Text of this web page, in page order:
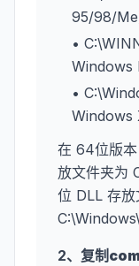
95/98/Me
•
Windows
•
Windows
在 64位版
放文件夹为
位 DLL 存放
2、复制